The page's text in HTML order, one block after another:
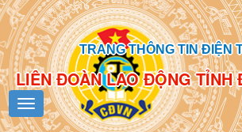
TRANG THÔNG TIN ĐIỆN
LIÊN ĐOÀN LAO ĐỘNG TỈNH